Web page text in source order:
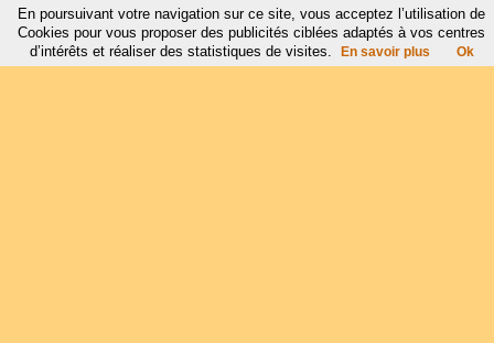
En poursuivant votre navigation sur ce site, vous acceptez l’utilisation de
Cookies pour vous proposer des publicités ciblées adaptés à vos centres
d’intérêts et réaliser des statistiques de visites.
En savoir plus Ok